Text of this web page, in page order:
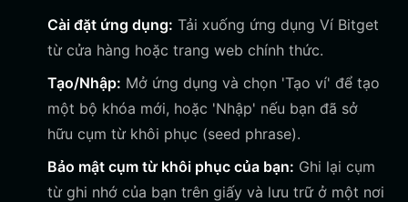
Cài đặt ứng dụng: Tải xuống ứng dụng Ví Bitget
từ cửa hàng hoặc trang web chính thức.
Tạo/Nhập: Mở ứng dụng và chọn 'Tạo ví' để tạo
một bộ khóa mới, hoặc 'Nhập' nếu bạn đã sở
hữu cụm từ khôi phục (seed phrase).
Bảo mật cụm từ khôi phục của bạn: Ghi lại cụm
từ ghi nhớ của bạn trên giấy và lưu trữ ở một nơi